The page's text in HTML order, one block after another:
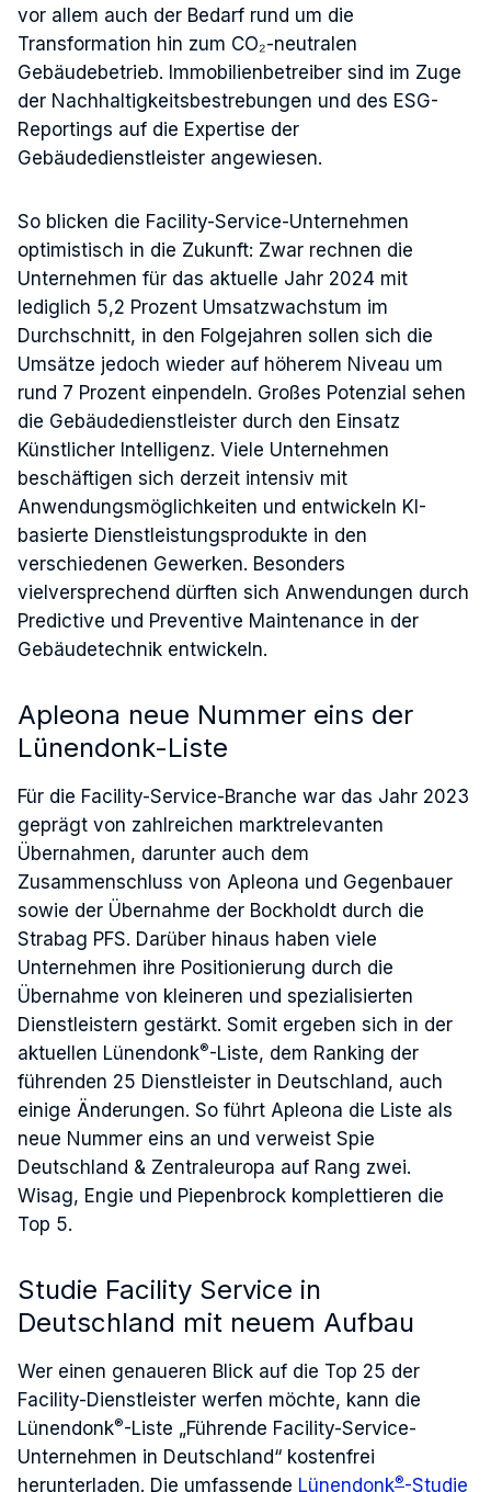
vor allem auch der Bedarf rund um die
Transformation hin zum CO₂-neutralen
Gebäudebetrieb. Immobilienbetreiber sind im Zuge
der Nachhaltigkeitsbestrebungen und des ESG-
Reportings auf die Expertise der
Gebäudedienstleister angewiesen.
So blicken die Facility-Service-Unternehmen
optimistisch in die Zukunft: Zwar rechnen die
Unternehmen für das aktuelle Jahr 2024 mit
lediglich 5,2 Prozent Umsatzwachstum im
Durchschnitt, in den Folgejahren sollen sich die
Umsätze jedoch wieder auf höherem Niveau um
rund 7 Prozent einpendeln. Großes Potenzial sehen
die Gebäudedienstleister durch den Einsatz
Künstlicher Intelligenz. Viele Unternehmen
beschäftigen sich derzeit intensiv mit
Anwendungsmöglichkeiten und entwickeln KI-
basierte Dienstleistungsprodukte in den
verschiedenen Gewerken. Besonders
vielversprechend dürften sich Anwendungen durch
Predictive und Preventive Maintenance in der
Gebäudetechnik entwickeln.
Apleona neue Nummer eins der
Lünendonk-Liste
Für die Facility-Service-Branche war das Jahr 2023
geprägt von zahlreichen marktrelevanten
Übernahmen, darunter auch dem
Zusammenschluss von Apleona und Gegenbauer
sowie der Übernahme der Bockholdt durch die
Strabag PFS. Darüber hinaus haben viele
Unternehmen ihre Positionierung durch die
Übernahme von kleineren und spezialisierten
Dienstleistern gestärkt. Somit ergeben sich in der
aktuellen Lünendonk®-Liste, dem Ranking der
führenden 25 Dienstleister in Deutschland, auch
einige Änderungen. So führt Apleona die Liste als
neue Nummer eins an und verweist Spie
Deutschland & Zentraleuropa auf Rang zwei.
Wisag, Engie und Piepenbrock komplettieren die
Top 5.
Studie Facility Service in
Deutschland mit neuem Aufbau
Wer einen genaueren Blick auf die Top 25 der
Facility-Dienstleister werfen möchte, kann die
Lünendonk®-Liste „Führende Facility-Service-
Unternehmen in Deutschland“ kostenfrei
herunterladen. Die umfassende Lünendonk®-Studie